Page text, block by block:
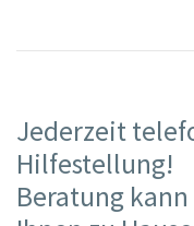
Jederzeit
Hilfestellung!
Beratung